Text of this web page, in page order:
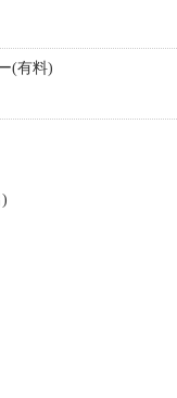
(有料)